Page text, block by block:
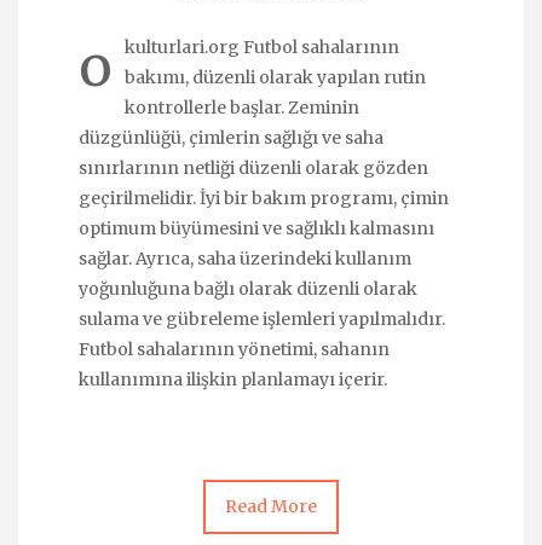
o
kulturlari.org Futbol sahalarının
bakımı, düzenli olarak yapılan rutin
kontrollerle başlar. Zeminin
düzgünlüğü, çimlerin sağlığı ve saha
sınırlarının netliği düzenli olarak gözden
geçirilmelidir. İyi bir bakım programı, çimin
optimum büyümesini ve sağlıklı kalmasını
sağlar. Ayrıca, saha üzerindeki kullanım
yoğunluğuna bağlı olarak düzenli olarak
sulama ve gübreleme işlemleri yapılmalıdır.
Futbol sahalarının yönetimi, sahanın
kullanımına ilişkin planlamayı içerir.
Read More